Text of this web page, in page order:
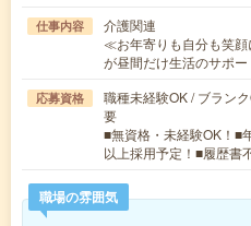
仕事内容
介護関連
≪お年寄りも自分も笑
が昼間だけ生活のサポ
応募資格
職種未経験OK / ブラン
要
■無資格・未経験OK！■
以上採用予定！■履歴書
職場の雰囲気